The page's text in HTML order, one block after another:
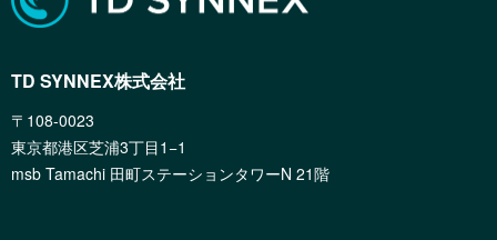
TD SYNNEX株式会社
〒108-0023
東京都港区芝浦3丁目1−1
msb Tamachi 田町ステーションタワーN 21階